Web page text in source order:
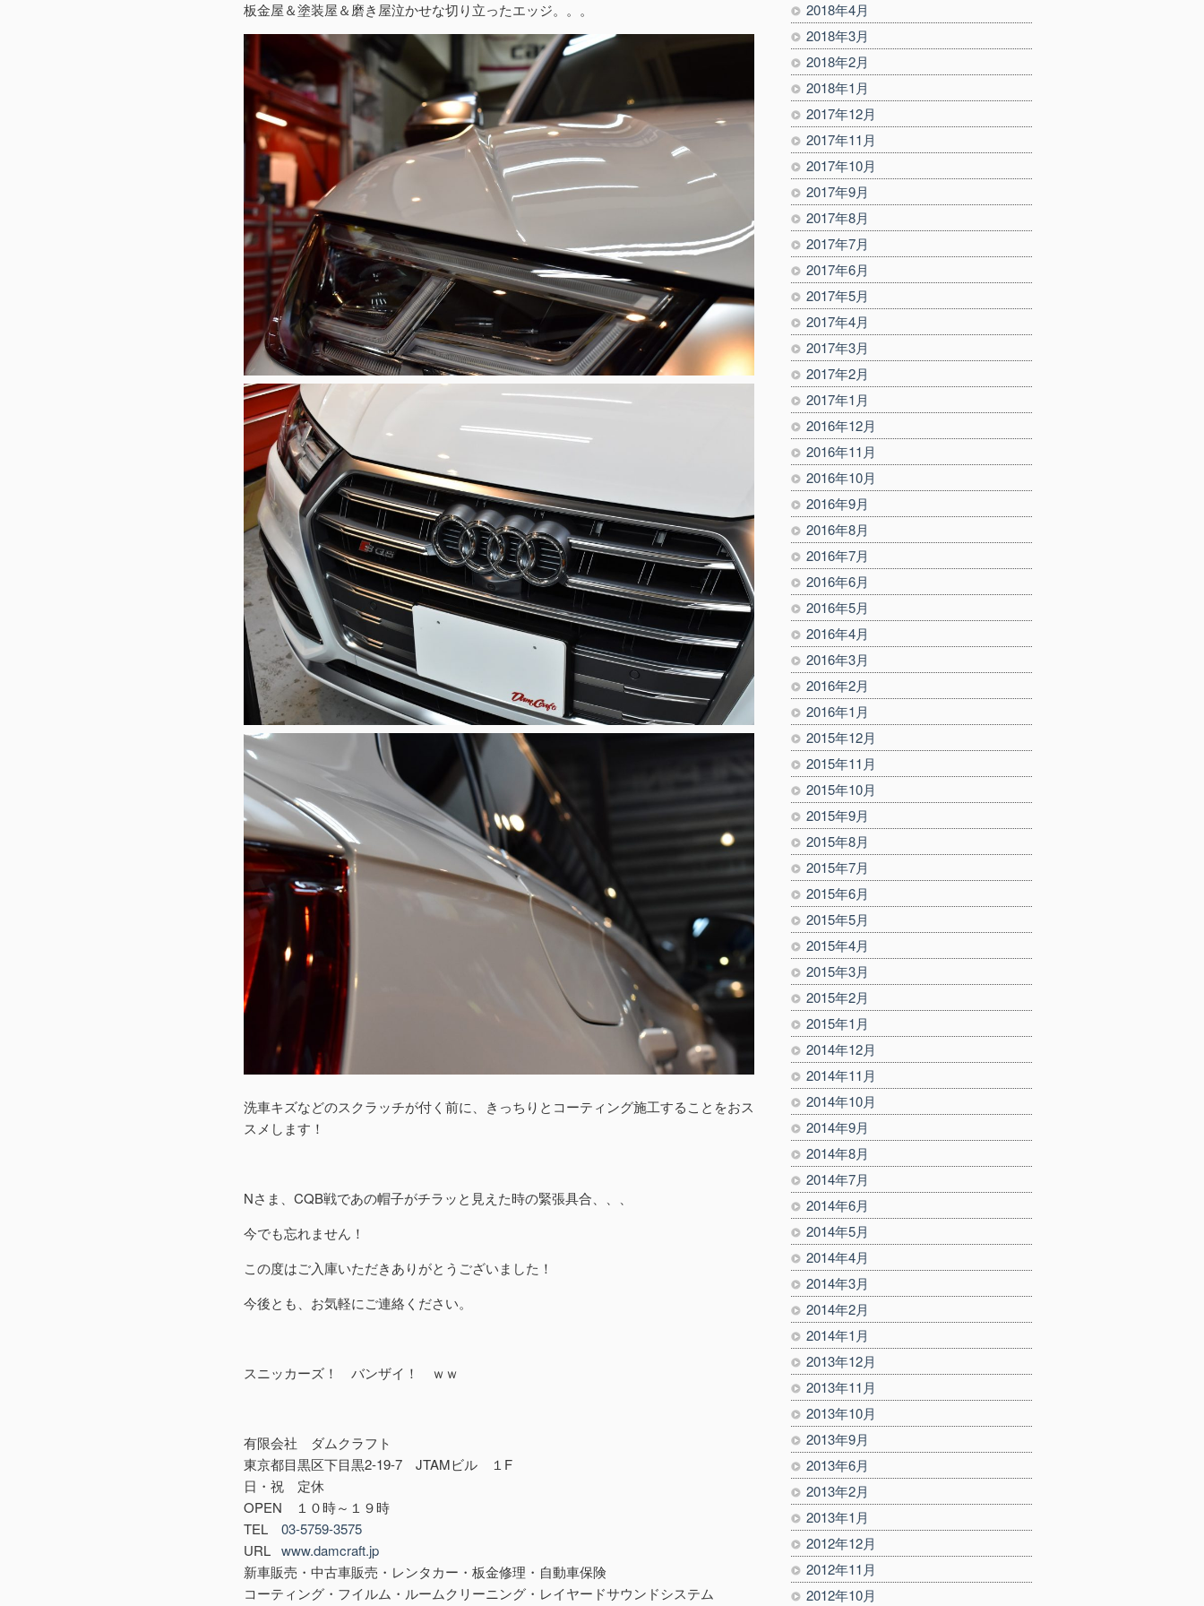
板金屋＆塗装屋＆磨き屋泣かせな切り立ったエッジ。。。
洗車キズなどのスクラッチが付く前に、きっちりとコーティング施工することをおス
スメします！
Nさま、CQB戦であの帽子がチラッと見えた時の緊張具合、、、
今でも忘れません！
この度はご入庫いただきありがとうございました！
今後とも、お気軽にご連絡ください。
スニッカーズ！ バンザイ！ ｗｗ
有限会社 ダムクラフト
東京都目黒区下目黒2-19-7 JTAMビル １F
日・祝 定休
OPEN １０時～１９時
TEL 03-5759-3575
URL www.damcraft.jp
新車販売・中古車販売・レンタカー・板金修理・自動車保険
コーティング・フイルム・ルームクリーニング・レイヤードサウンドシステム
2018年4月
2018年3月
2018年2月
2018年1月
2017年12月
2017年11月
2017年10月
2017年9月
2017年8月
2017年7月
2017年6月
2017年5月
2017年4月
2017年3月
2017年2月
2017年1月
2016年12月
2016年11月
2016年10月
2016年9月
2016年8月
2016年7月
2016年6月
2016年5月
2016年4月
2016年3月
2016年2月
2016年1月
2015年12月
2015年11月
2015年10月
2015年9月
2015年8月
2015年7月
2015年6月
2015年5月
2015年4月
2015年3月
2015年2月
2015年1月
2014年12月
2014年11月
2014年10月
2014年9月
2014年8月
2014年7月
2014年6月
2014年5月
2014年4月
2014年3月
2014年2月
2014年1月
2013年12月
2013年11月
2013年10月
2013年9月
2013年6月
2013年2月
2013年1月
2012年12月
2012年11月
2012年10月